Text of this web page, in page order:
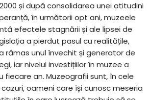
și după consolidarea unei atitudini
în următorii opt ani, muzeele
efectele stagnării și ale lipsei de
a pierdut pasul cu realitățile,
rămas unul învechit și generator de
iar nivelul investițiilor în muzee a
fiecare an. Muzeografii sunt, în cele
oameni care își cunosc meseria